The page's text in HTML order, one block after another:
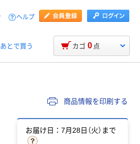
ヘルプ
あとで買う カゴ 0 点
商品情報を印刷する
お届け日：7月28日（火）まで